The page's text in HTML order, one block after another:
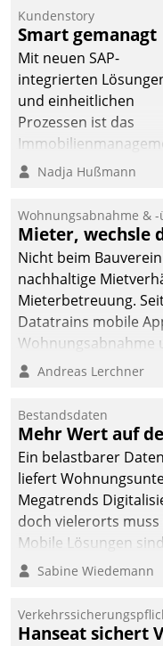
Kundenstory
Smart gemanagt
Mit neuen SAP-
integrierten
und einheitlichen
Prozessen ist das
der Bayerischen
Ressort Kapitalanlage
künftige Aufgaben
Herausforderungen
gerüstet.
Nadja Hußmann
Wohnungsabnahme &
Mieter, wechsle
Nicht beim
nachhaltige
Mieterbetreuung.
Datatrains mobile
Wohnungsabnahme
Mieter wohlgeordnet
Andreas Lerchner
Bestandsdaten
Mehr Wert auf
Ein belastbarer
liefert
Megatrends
doch vielerorts
Mobile Lösungen
Sabine Wiedemann
Hanseat sichert